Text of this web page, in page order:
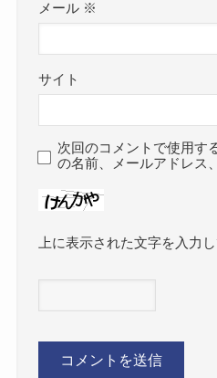
メール ※
サイト
次回のコメントで使用す
の名前、メールアドレス
上に表示された文字を入力